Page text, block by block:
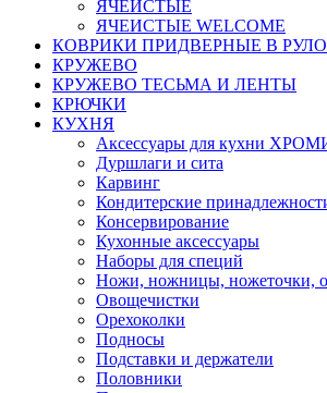
ЯЧЕИСТЫЕ
ЯЧЕИСТЫЕ WELCOME
КОВРИКИ ПРИДВЕРНЫЕ В
КРУЖЕВО
КРУЖЕВО ТЕСЬМА И ЛЕНТЫ
КРЮЧКИ
КУХНЯ
Аксессуары для кухни
Дуршлаги и сита
Карвинг
Кондитерские
Консервирование
Кухонные аксессуары
Наборы для специй
Ножи, ножницы, ножеточки,
Овощечистки
Орехоколки
Подносы
Подставки и держатели
Половники